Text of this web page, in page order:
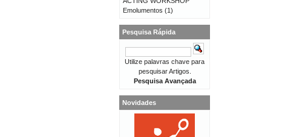
Emolumentos (1)
Pesquisa Rápida
Utilize palavras chave para
pesquisar Artigos.
Pesquisa Avançada
Novidades